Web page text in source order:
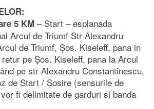
5 KM – Start – esplanada
Arcul de Triumf Str Alexandru
de Triumf, Șos. Kiseleff, pana in
pe Șos. Kiseleff, pana la Arcul
pe str Alexandru Constantinescu,
de Start / Sosire (sensurile de
fi delimitate de garduri si banda